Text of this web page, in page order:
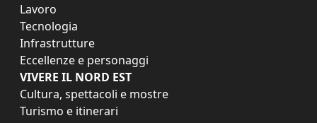
Lavoro
Tecnologia
Infrastrutture
Eccellenze e personaggi
VIVERE IL NORD EST
Cultura, spettacoli e mostre
Turismo e itinerari